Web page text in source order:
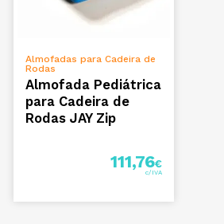
VER OPÇÕES
Almofadas para Cadeira de
Rodas
Almofada Pediátrica
para Cadeira de
Rodas JAY Zip
111,76€